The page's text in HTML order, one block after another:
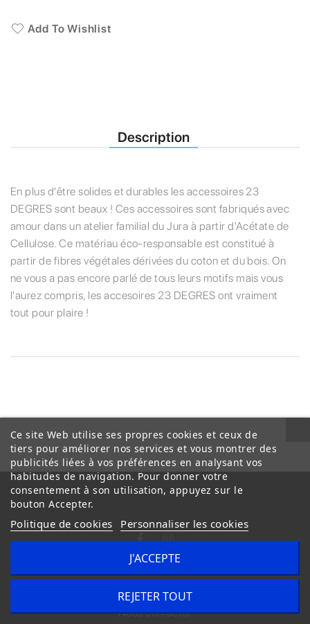
Add To Wishlist
Description
En plus d'être solides et durables les accessoires 23
DEGRES sont beaux ! Ces accessoires sont fabriqués avec
amour dans un atelier familial du Jura à partir d'Acétate de
Cellulose. Ce matériau éco-responsable est constitué à
partir de fibres végétales dérivées du coton et du bois. On
ne vous a pas encore parlé de tous leurs motifs mais vous
l'aurez compris, les accesoires 23 DEGRES ont vraiment
tout pour plaire !
Conditions Générales de Vente
Nous contacter
Ce site Web utilise ses propres cookies et ceux de
tiers pour améliorer nos services et vous montrer des
publicités liées à vos préférences en analysant vos
habitudes de navigation. Pour donner votre
consentement à son utilisation, appuyez sur le
bouton Accepter.
Politique de cookies Personnaliser les cookies
REJETER TOUT
J'ACCEPTE